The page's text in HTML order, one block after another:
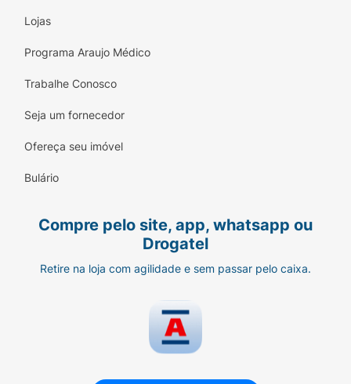
Lojas
Programa Araujo Médico
Trabalhe Conosco
Seja um fornecedor
Ofereça seu imóvel
Bulário
Compre pelo site, app, whatsapp ou
Drogatel
Retire na loja com agilidade e sem passar pelo caixa.